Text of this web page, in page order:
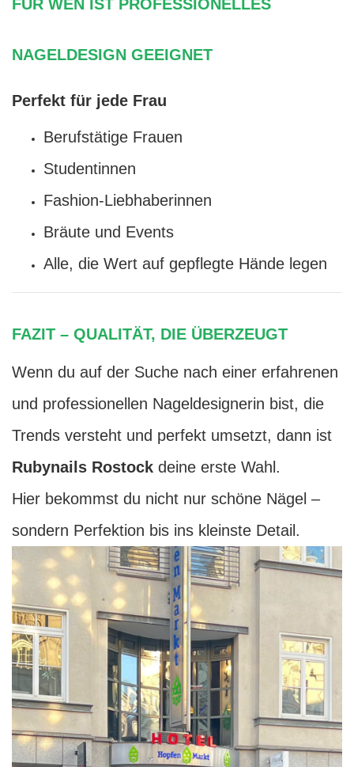
FÜR WEN IST PROFESSIONELLES
NAGELDESIGN GEEIGNET
Perfekt für jede Frau
Berufstätige Frauen
Studentinnen
Fashion-Liebhaberinnen
Bräute und Events
Alle, die Wert auf gepflegte Hände legen
FAZIT – QUALITÄT, DIE ÜBERZEUGT
Wenn du auf der Suche nach einer erfahrenen
und professionellen Nageldesignerin bist, die
Trends versteht und perfekt umsetzt, dann ist
Rubynails Rostock deine erste Wahl.
Hier bekommst du nicht nur schöne Nägel –
sondern Perfektion bis ins kleinste Detail.